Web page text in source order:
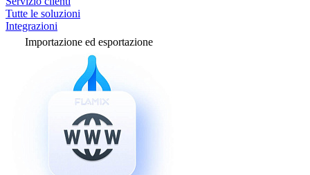
Tutte le soluzioni
Integrazioni
Importazione ed esportazione